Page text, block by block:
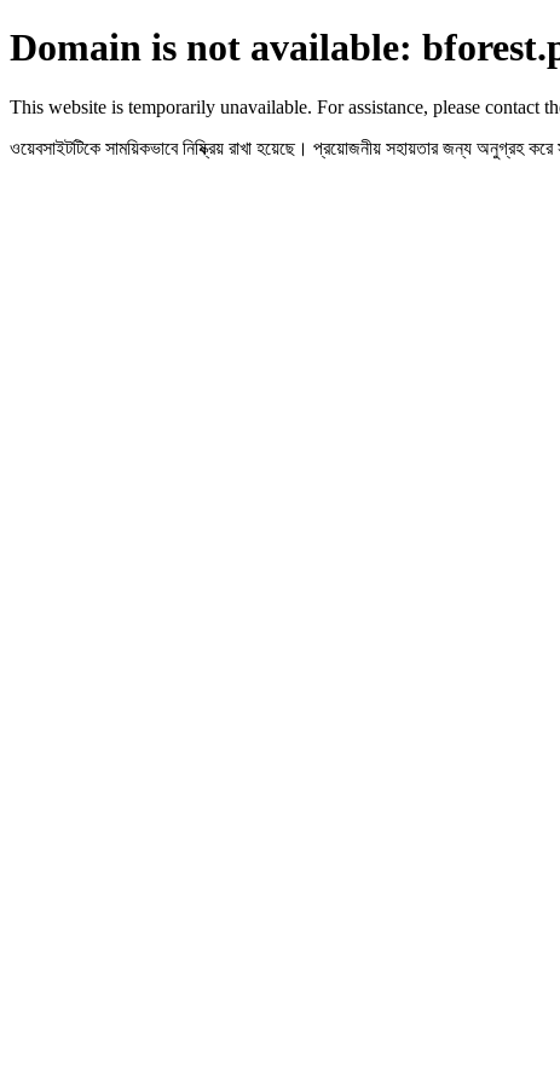
Domain is not available:
This website is temporarily unavailable. For assistance, please
ওয়েবসাইটটিকে সাময়িকভাবে নিষ্ক্রিয় রাখা হয়েছে। প্রয়োজনীয় সহায়তার জন্য অনুগ্রহ